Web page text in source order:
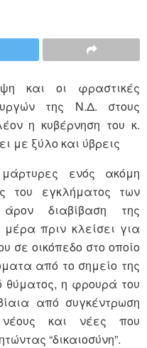
και οι φραστικές
της Ν.Δ. στους
η κυβέρνηση του κ.
με ξύλο και ύβρεις
ενός ακόμη
του εγκλήματος των
διαβίβαση της
πριν κλείσει για
σε οικόπεδο στο οποίο
από το σημείο της
θύματος, η φρουρά του
από συγκέντρωση
και νέες που
“δικαιοσύνη”.